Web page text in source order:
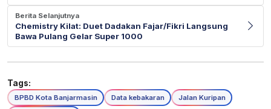
Berita Selanjutnya
Chemistry Kilat: Duet Dadakan Fajar/Fikri Langsung
Bawa Pulang Gelar Super 1000
Tags:
BPBD Kota Banjarmasin Data kebakaran
Jalan Kuripan